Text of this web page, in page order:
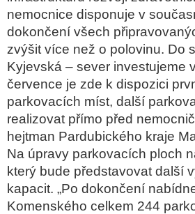
nemocnice disponuje v
dokončení všech
zvýšit více než o polovinu. Do
Kyjevská – sever investujeme
července je zde k dispozici
parkovacích míst, další
realizovat přímo před
hejtman Pardubického kraje
Na úpravy parkovacích ploch
který bude představovat další
kapacit. „Po dokončení
Komenského celkem 244